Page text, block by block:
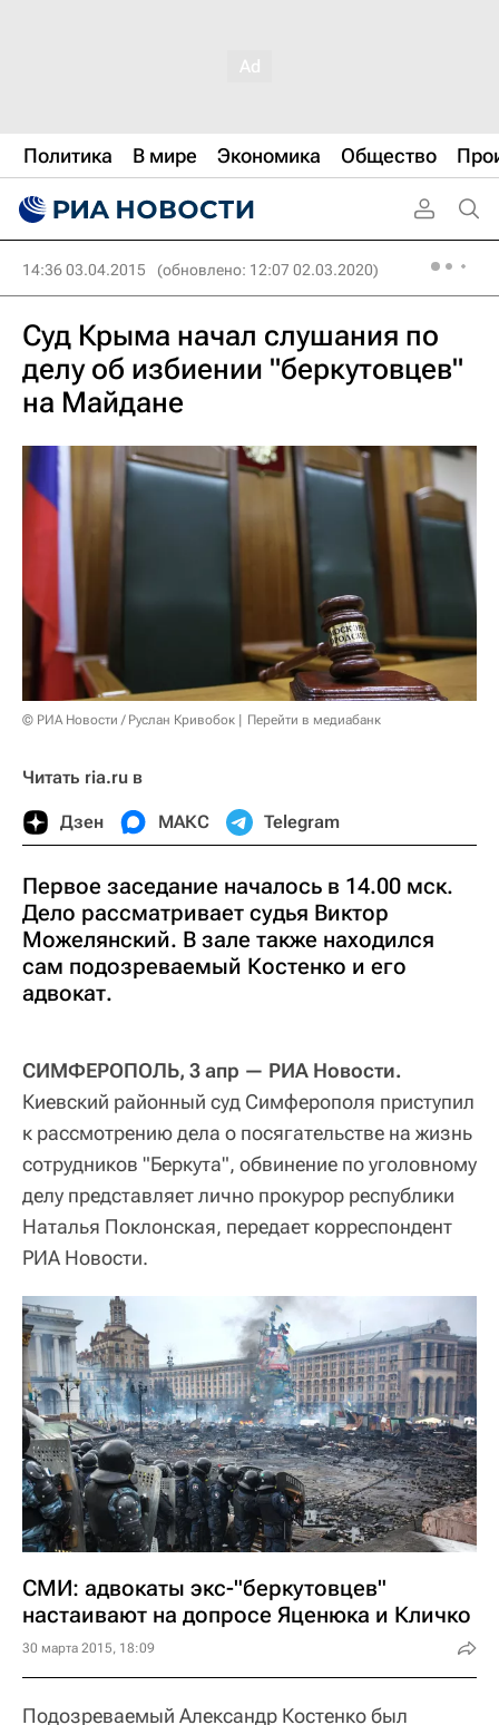
Политика В мире Экономика Общество
14:36 03.04.2015 (обновлено: 12:07 02.03.2020)
Суд Крыма начал слушания по
делу об избиении "беркутовцев"
на Майдане
© РИА Новости / Руслан Кривобок Перейти в медиабанк
Читать ria.ru в
Дзен МАКС Telegram
Первое заседание началось в 14.00 мск.
Дело рассматривает судья Виктор
Можелянский. В зале также находился
сам подозреваемый Костенко и его
адвокат.
СИМФЕРОПОЛЬ, 3 апр — РИА Новости.
Киевский районный суд Симферополя приступил
к рассмотрению дела о посягательстве на жизнь
сотрудников "Беркута", обвинение по уголовному
делу представляет лично прокурор республики
Наталья Поклонская, передает корреспондент
РИА Новости.
СМИ: адвокаты экс-"беркутовцев"
настаивают на допросе Яценюка и Кличко
30 марта 2015, 18:09
Подозреваемый Александр Костенко был